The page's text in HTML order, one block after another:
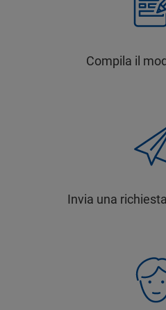
Compila il
Invia una